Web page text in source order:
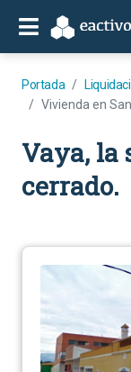
Portada
Vivienda en
Vaya, la
cerrado.